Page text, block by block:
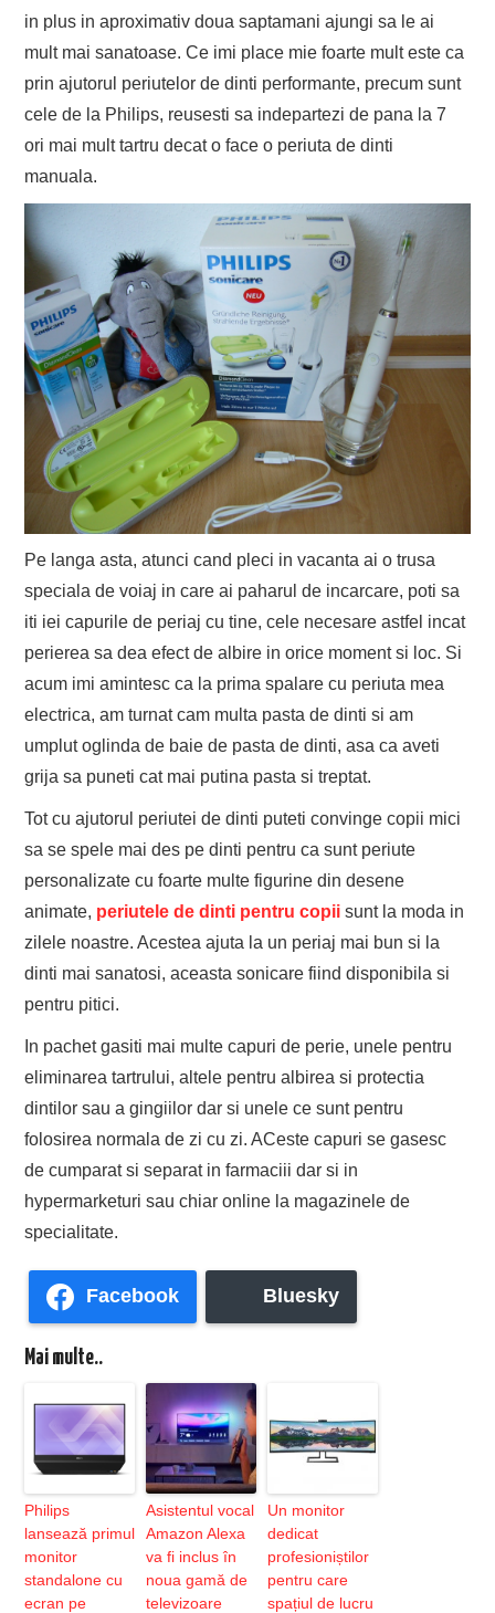
in plus in aproximativ doua saptamani ajungi sa le ai
mult mai sanatoase. Ce imi place mie foarte mult este ca
prin ajutorul periutelor de dinti performante, precum sunt
cele de la Philips, reusesti sa indepartezi de pana la 7
ori mai mult tartru decat o face o periuta de dinti
manuala.
Pe langa asta, atunci cand pleci in vacanta ai o trusa
speciala de voiaj in care ai paharul de incarcare, poti sa
iti iei capurile de periaj cu tine, cele necesare astfel incat
perierea sa dea efect de albire in orice moment si loc. Si
acum imi amintesc ca la prima spalare cu periuta mea
electrica, am turnat cam multa pasta de dinti si am
umplut oglinda de baie de pasta de dinti, asa ca aveti
grija sa puneti cat mai putina pasta si treptat.
Tot cu ajutorul periutei de dinti puteti convinge copii mici
sa se spele mai des pe dinti pentru ca sunt periute
personalizate cu foarte multe figurine din desene
animate, periutele de dinti pentru copii sunt la moda in
zilele noastre. Acestea ajuta la un periaj mai bun si la
dinti mai sanatosi, aceasta sonicare fiind disponibila si
pentru pitici.
In pachet gasiti mai multe capuri de perie, unele pentru
eliminarea tartrului, altele pentru albirea si protectia
dintilor sau a gingiilor dar si unele ce sunt pentru
folosirea normala de zi cu zi. ACeste capuri se gasesc
de cumparat si separat in farmaciii dar si in
hypermarketuri sau chiar online la magazinele de
specialitate.
Facebook Bluesky
Mai multe..
Philips
lansează primul
monitor
standalone cu
ecran pe
Asistentul vocal
Amazon Alexa
va fi inclus în
noua gamă de
televizoare
Un monitor
dedicat
profesioniștilor
pentru care
spațiul de lucru